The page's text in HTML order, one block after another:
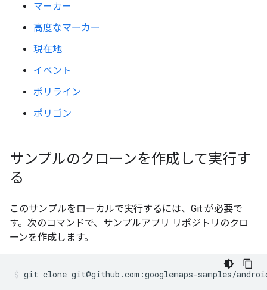
マーカー
高度なマーカー
現在地
イベント
ポリライン
ポリゴン
サンプルのクローンを作成して実行す
る
このサンプルをローカルで実行するには、Git が必要で
す。次のコマンドで、サンプルアプリ リポジトリのクロ
ーンを作成します。
git clone git@github.com:googlemaps-samples/